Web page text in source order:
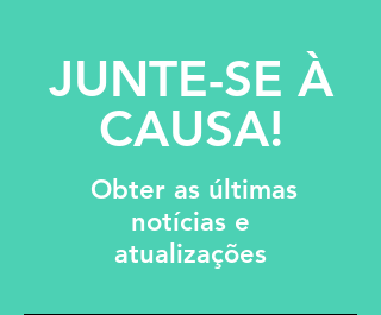
JUNTE-SE À
CAUSA!
Obter as últimas
notícias e
atualizações